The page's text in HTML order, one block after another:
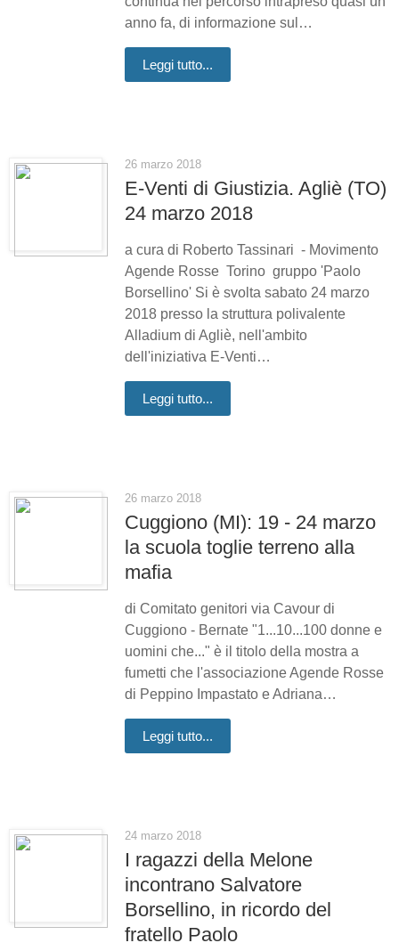
anno fa, di informazione sul…
Leggi tutto...
26 marzo 2018
E-Venti di Giustizia. Agliè (TO)
24 marzo 2018
a cura di Roberto Tassinari - Movimento
Agende Rosse Torino gruppo 'Paolo
Borsellino' Si è svolta sabato 24 marzo
2018 presso la struttura polivalente
Alladium di Agliè, nell'ambito
dell'iniziativa E-Venti…
Leggi tutto...
26 marzo 2018
Cuggiono (MI): 19 - 24 marzo
la scuola toglie terreno alla
mafia
di Comitato genitori via Cavour di
Cuggiono - Bernate "1...10...100 donne e
uomini che..." è il titolo della mostra a
fumetti che l'associazione Agende Rosse
di Peppino Impastato e Adriana…
Leggi tutto...
24 marzo 2018
I ragazzi della Melone
incontrano Salvatore
Borsellino, in ricordo del
fratello Paolo